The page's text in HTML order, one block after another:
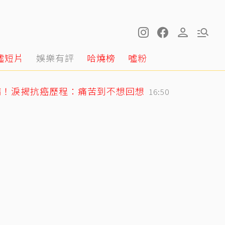
短片 娛樂有評 哈燒榜 噓粉
淚揭抗癌歷程：痛苦到不想回想 16:50